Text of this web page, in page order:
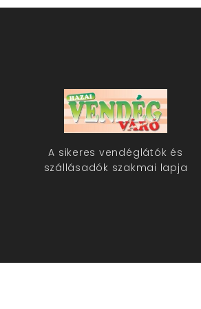
A sikeres vendéglátók és
szállásadók szakmai lapja